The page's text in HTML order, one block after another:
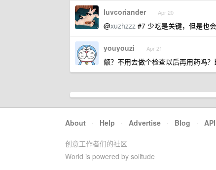
luvcoriander Apr 20
@xuzhzzz #7 少吃是关键，但是也
youyouzi Apr 21
额？不用去做个检查以后再用药吗
About · Help · Advertise · Blog · API
创意工作者们的社区
World is powered by solitude